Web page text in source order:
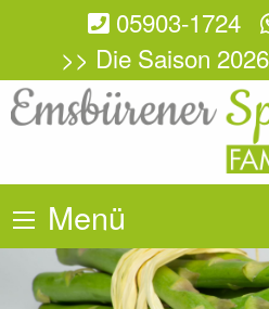
05903-1724
>> Die Saison
Menü